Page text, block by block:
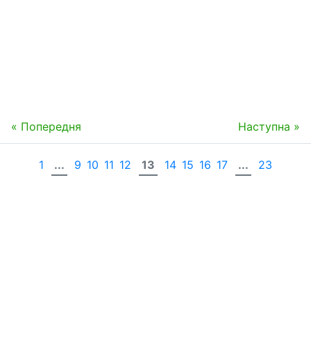
« Попередня Наступна »
1 ... 9 10 11 12 13 14 15 16 17 ... 23